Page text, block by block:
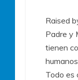
Raised
Padre y
tienen
Todo es